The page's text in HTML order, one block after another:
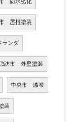
防水劣化
屋根塗装
ンダ
訪市 外壁塗装
中央市 漆喰
装